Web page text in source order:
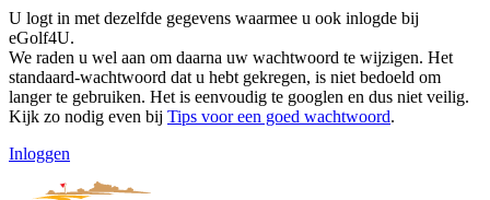
U logt in met dezelfde gegevens waarmee u ook inlogde bij
eGolf4U.
We raden u wel aan om daarna uw wachtwoord te wijzigen. Het
standaard-wachtwoord dat u hebt gekregen, is niet bedoeld om
langer te gebruiken. Het is eenvoudig te googlen en dus niet veilig.
Kijk zo nodig even bij Tips voor een goed wachtwoord.
Inloggen